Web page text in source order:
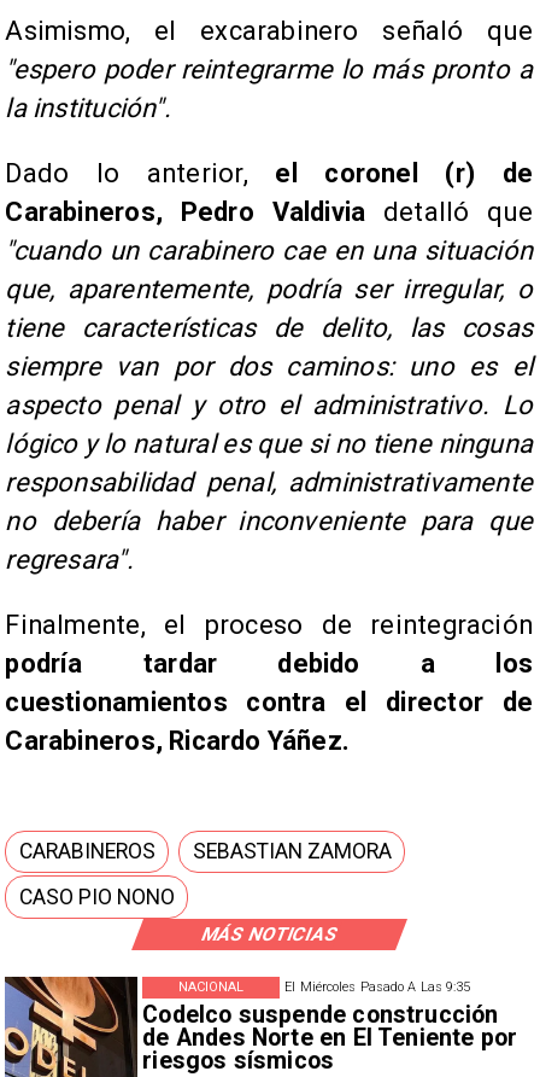
MÁS NOTICIAS
El Miércoles Pasado A Las 9:35
Codelco suspende construcción
de Andes Norte en El Teniente por
riesgos sísmicos
NACIONAL
Asimismo, el excarabinero señaló que
"espero poder reintegrarme lo más pronto a
la institución".
Dado lo anterior, el coronel (r) de
Carabineros, Pedro Valdivia detalló que
"cuando un carabinero cae en una situación
que, aparentemente, podría ser irregular, o
tiene características de delito, las cosas
siempre van por dos caminos: uno es el
aspecto penal y otro el administrativo. Lo
lógico y lo natural es que si no tiene ninguna
responsabilidad penal, administrativamente
no debería haber inconveniente para que
regresara".
Finalmente, el proceso de reintegración
podría tardar debido a los
cuestionamientos contra el director de
Carabineros, Ricardo Yáñez.
CARABINEROS
SEBASTIAN ZAMORA
CASO PIO NONO